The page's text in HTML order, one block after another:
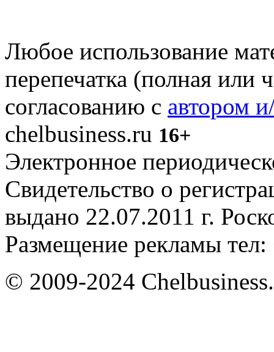
Любое использование
перепечатка (полная или
согласованию с автором
chelbusiness.ru 16+
Электронное
Свидетельство о
выдано 22.07.2011 г.
Размещение рекламы
© 2009-2024